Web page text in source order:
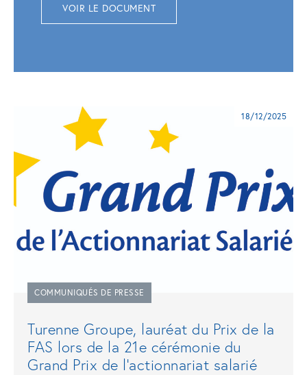
VOIR LE DOCUMENT
18/12/2025
COMMUNIQUÉS DE PRESSE
Turenne Groupe, lauréat du Prix de la
FAS lors de la 21e cérémonie du
Grand Prix de l'actionnariat salarié